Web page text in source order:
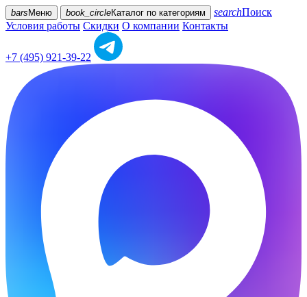
bars Меню book_circleКаталог по категориям searchПоиск
Условия работы Скидки О компании Контакты
+7 (495) 921-39-22